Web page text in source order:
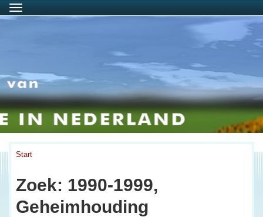
Menu
Start
Zoek: 1990-1999,
Geheimhouding